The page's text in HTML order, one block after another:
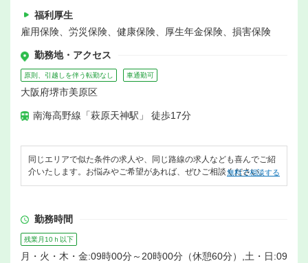
福利厚生
雇用保険、労災保険、健康保険、厚生年金保険、損害保険
勤務地・アクセス
原則、引越しを伴う転勤なし 車通勤可
大阪府堺市美原区
南海高野線「萩原天神駅」 徒歩17分
同じエリアで似た条件の求人や、同じ路線の求人なども喜んでご紹
介いたします。お悩みやご希望があれば、ぜひご相談ください。
無料で相談する
勤務時間
残業月10ｈ以下
月・火・木・金:09時00分～20時00分（休憩60分）,土・日:09